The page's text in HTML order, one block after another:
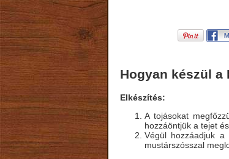
Hogyan készül
Elkészítés:
A tojásokat
hozzáöntjük a tejet
Végül hozzáadjuk
mustárszósszal